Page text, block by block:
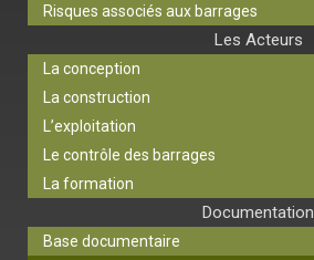
Risques associés aux barrages
Les Acteurs
La conception
La construction
L’exploitation
Le contrôle des barrages
La formation
Documentation
Base documentaire